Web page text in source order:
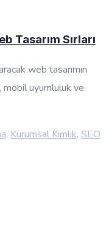
Tasarım Sırları
web tasarımın
mobil uyumluluk ve
, Kurumsal Kimlik, SEO